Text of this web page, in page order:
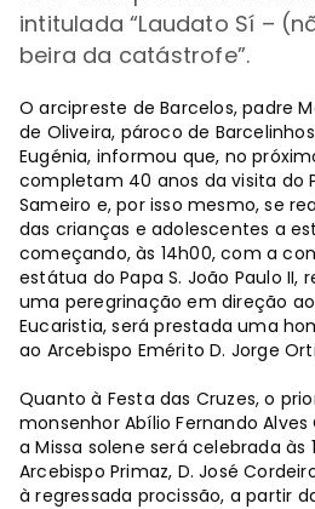
intitulada “Laudato Sí –
beira da catástrofe”.
O arcipreste de Barcelos, padre
de Oliveira, pároco de
Eugénia, informou que, no
completam 40 anos da visita do
Sameiro e, por isso mesmo, se
das crianças e adolescentes a
começando, às 14h00, com a
estátua do Papa S. João Paulo II,
uma peregrinação em direção
Eucaristia, será prestada uma
ao Arcebispo Emérito D. Jorge
Quanto à Festa das Cruzes, o
monsenhor Abílio Fernando
a Missa solene será celebrada às
Arcebispo Primaz, D. José
à regressada procissão, a partir